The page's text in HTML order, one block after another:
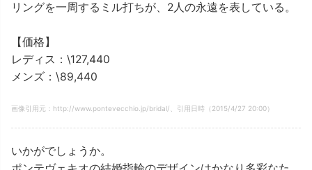
リングを一周するミル打ちが、2人の永遠を表している。
【価格】
レディス：\127,440
メンズ：\89,440
画像引用元：http://www.pontevecchio.jp/bridal/、引用日時（2015/4/27 20:00）
いかがでしょうか。